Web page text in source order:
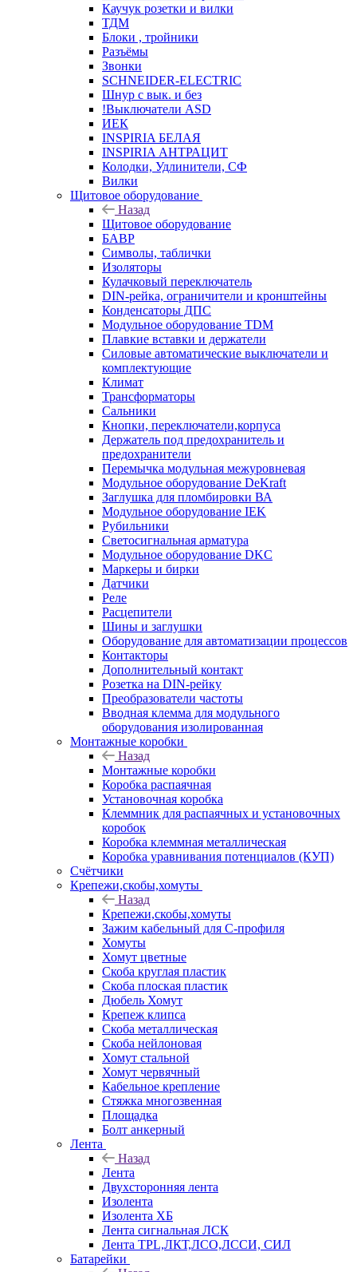
Каучук розетки и вилки
ТДМ
Блоки , тройники
Разъёмы
Звонки
SCHNEIDER-ELECTRIC
Шнур с вык. и без
!Выключатели ASD
ИЕК
INSPIRIA БЕЛАЯ
INSPIRIA АНТРАЦИТ
Колодки, Удлинители, СФ
Вилки
Щитовое оборудование
Назад
Щитовое оборудование
БАВР
Символы, таблички
Изоляторы
Кулачковый переключатель
DIN-рейка, ограничители и кронштейны
Конденсаторы ДПС
Модульное оборудование TDM
Плавкие вставки и держатели
Силовые автоматические выключатели и
комплектующие
Климат
Трансформаторы
Сальники
Кнопки, переключатели,корпуса
Держатель под предохранитель и
предохранители
Перемычка модульная межуровневая
Модульное оборудование DeKraft
Заглушка для пломбировки ВА
Модульное оборудование IEK
Рубильники
Светосигнальная арматура
Модульное оборудование DKC
Маркеры и бирки
Датчики
Реле
Расцепители
Шины и заглушки
Оборудование для автоматизации процессов
Контакторы
Дополнительный контакт
Розетка на DIN-рейку
Преобразователи частоты
Вводная клемма для модульного
оборудования изолированная
Монтажные коробки
Назад
Монтажные коробки
Коробка распаячная
Установочная коробка
Клеммник для распаячных и установочных
коробок
Коробка клеммная металлическая
Коробка уравнивания потенциалов (КУП)
Счётчики
Крепежи,скобы,хомуты
Назад
Крепежи,скобы,хомуты
Зажим кабельный для С-профиля
Хомуты
Хомут цветные
Скоба круглая пластик
Скоба плоская пластик
Дюбель Хомут
Крепеж клипса
Скоба металлическая
Скоба нейлоновая
Хомут стальной
Хомут червячный
Кабельное крепление
Стяжка многозвенная
Площадка
Болт анкерный
Лента
Назад
Лента
Двухсторонняя лента
Изолента
Изолента ХБ
Лента сигнальная ЛСК
Лента TPL,ЛКТ,ЛСО,ЛССИ, СИЛ
Батарейки